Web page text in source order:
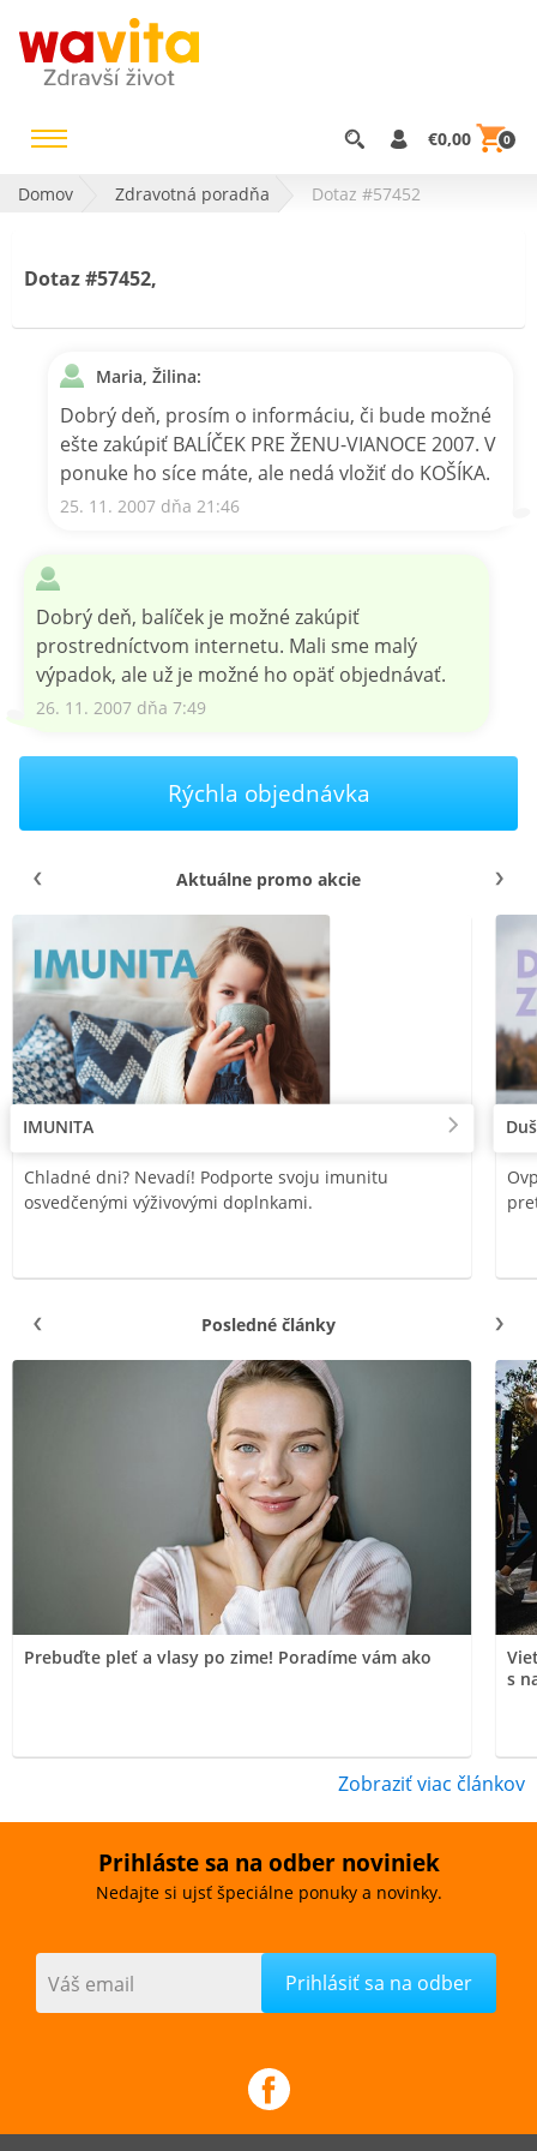
€0,00 0
Domov Zdravotná poradňa Dotaz #57452
Dotaz #57452,
Maria, Žilina:
Dobrý deň, prosím o informáciu, či bude možné
ešte zakúpiť BALÍČEK PRE ŽENU-VIANOCE 2007. V
ponuke ho síce máte, ale nedá vložiť do KOŠÍKA.
25. 11. 2007 dňa 21:46
Dobrý deň, balíček je možné zakúpiť
prostredníctvom internetu. Mali sme malý
výpadok, ale už je možné ho opäť objednávať.
26. 11. 2007 dňa 7:49
Rýchla objednávka
Aktuálne promo akcie
IMUNITA
Chladné dni? Nevadí! Podporte svoju imunitu
osvedčenými výživovými doplnkami.
Posledné články
Prebuďte pleť a vlasy po zime! Poradíme vám ako
s
Zobraziť viac článkov
Prihláste sa na odber noviniek
Nedajte si ujsť špeciálne ponuky a novinky.
Váš email